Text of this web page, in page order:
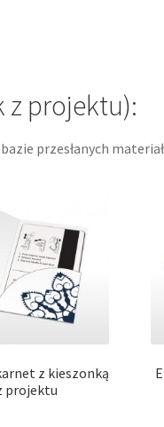
projektu):
przesłanych
z kieszonką
projektu